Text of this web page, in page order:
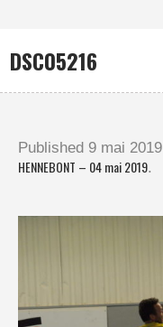
DSC05216
Published 9 mai 2019
HENNEBONT – 04 mai 2019.